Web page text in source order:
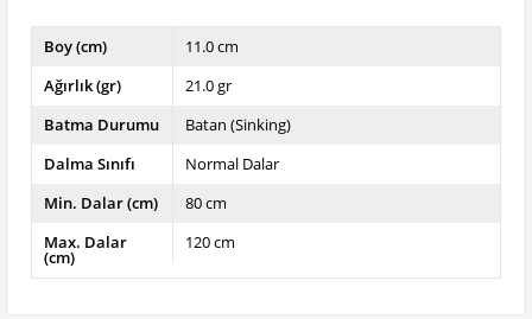
Boy (cm)
11.0 cm
Ağırlık (gr)
21.0 gr
Batma Durumu
Batan (Sinking)
Dalma Sınıfı
Normal Dalar
Min. Dalar (cm)
80 cm
Max. Dalar
(cm)
120 cm